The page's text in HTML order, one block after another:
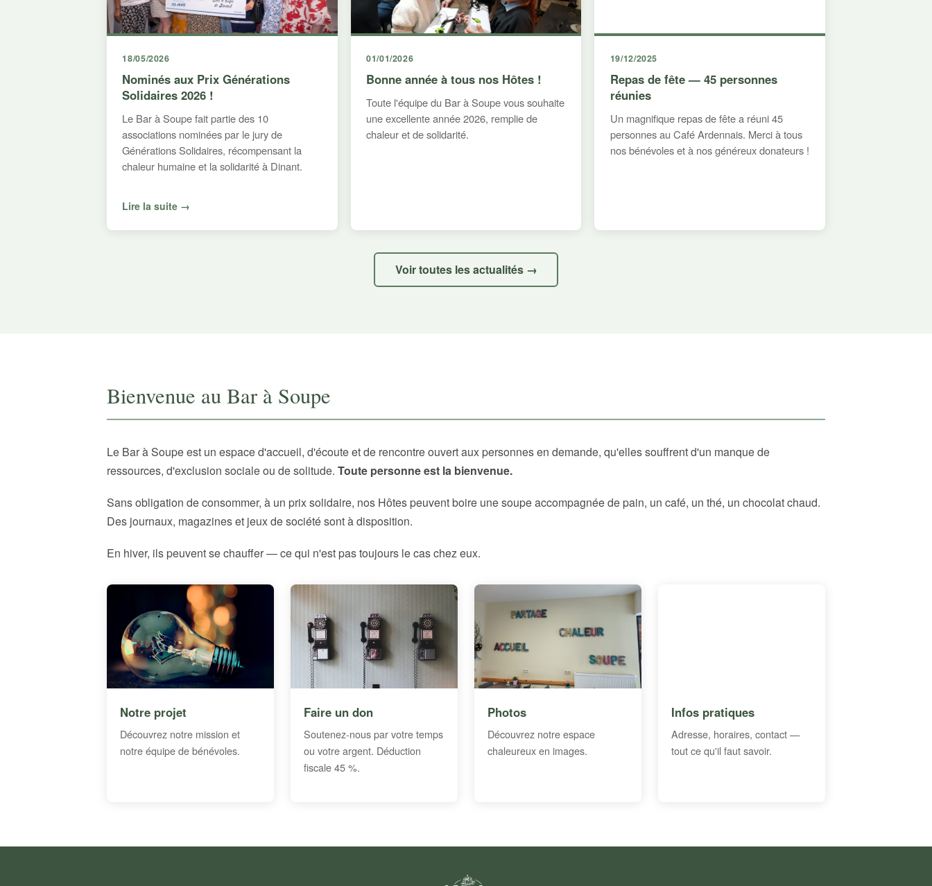
18/05/2026
Nominés aux Prix Générations
Solidaires 2026 !
Le Bar à Soupe fait partie des 10
associations nominées par le jury de
Générations Solidaires, récompensant la
chaleur humaine et la solidarité à Dinant.
Lire la suite →
01/01/2026
Bonne année à tous nos Hôtes !
Toute l'équipe du Bar à Soupe vous souhaite
une excellente année 2026, remplie de
chaleur et de solidarité.
19/12/2025
Repas de fête — 45 personnes
réunies
Un magnifique repas de fête a réuni 45
personnes au Café Ardennais. Merci à tous
nos bénévoles et à nos généreux donateurs !
Voir toutes les actualités →
Bienvenue au Bar à Soupe
Le Bar à Soupe est un espace d'accueil, d'écoute et de rencontre ouvert aux personnes en demande, qu'elles souffrent d'un manque de
ressources, d'exclusion sociale ou de solitude. Toute personne est la bienvenue.
Sans obligation de consommer, à un prix solidaire, nos Hôtes peuvent boire une soupe accompagnée de pain, un café, un thé, un chocolat chaud.
Des journaux, magazines et jeux de société sont à disposition.
En hiver, ils peuvent se chauffer — ce qui n'est pas toujours le cas chez eux.
Notre projet
Découvrez notre mission et
notre équipe de bénévoles.
Faire un don
Soutenez-nous par votre temps
ou votre argent. Déduction
fiscale 45 %.
Photos
Découvrez notre espace
chaleureux en images.
Infos pratiques
Adresse, horaires, contact —
tout ce qu'il faut savoir.